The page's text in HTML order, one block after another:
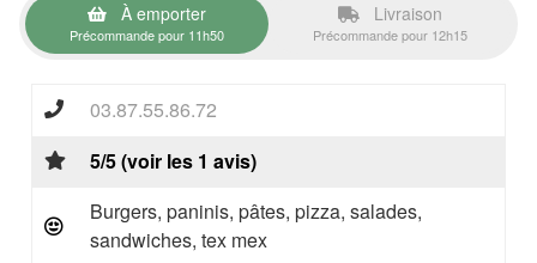
À emporter
Précommande pour 11h50
Livraison
Précommande pour 12h15
03.87.55.86.72
5/5 (voir les 1 avis)
Burgers, paninis, pâtes, pizza, salades,
sandwiches, tex mex